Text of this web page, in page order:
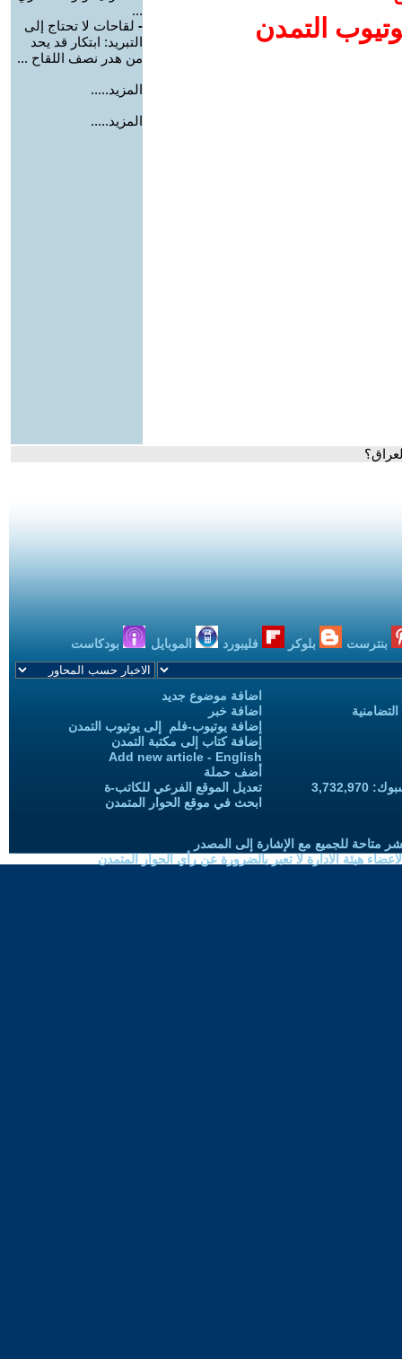
التمدن
...
- لقاحات لا تحتاج إلى
التبريد: ابتكار قد يحد
من هدر نصف اللقاح ...
المزيد.....
المزيد.....
بنترست بلوكر فليبورد الموبايل بودكاست
اضافة موضوع جديد
اضافة خبر
إضافة يوتيوب-فلم إلى يوتيوب التمدن
إضافة كتاب إلى مكتبة التمدن
Add new article - English
أضف حملة
تعديل الموقع الفرعي للكاتب-ة
ابحث في موقع الحوار المتمدن
متاحة للجميع مع الإشارة إلى المصدر
هيئة الادارة لا تعبر بالضرورة عن رأي الحوار المتمدن